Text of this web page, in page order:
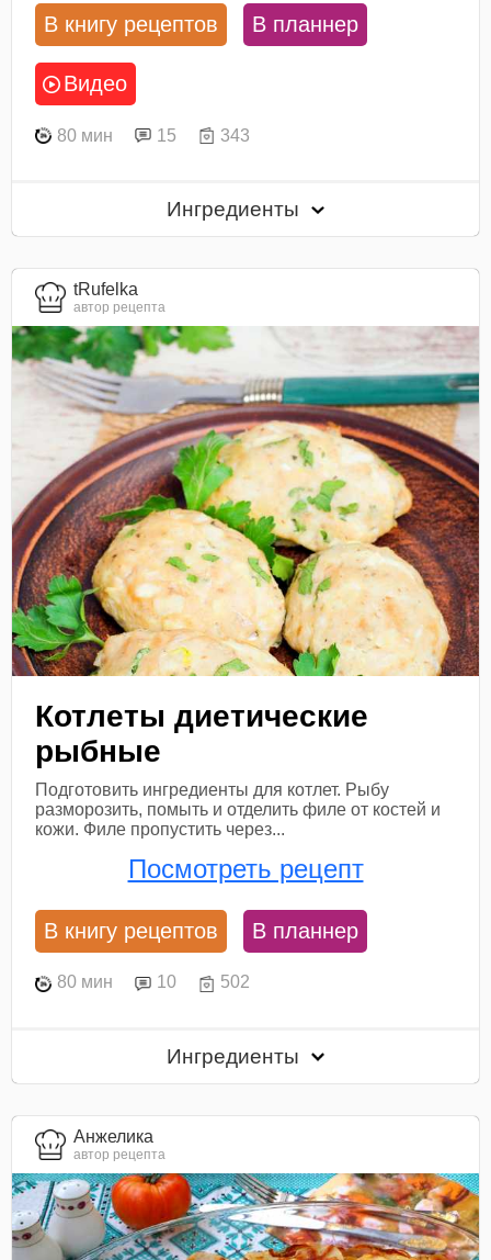
В книгу рецептов В планнер
Видео
80 мин 15 343
Ингредиенты
tRufelka
автор рецепта
Котлеты диетические
рыбные
Подготовить ингредиенты для котлет. Рыбу
разморозить, помыть и отделить филе от костей и
кожи. Филе пропустить через...
Посмотреть рецепт
В книгу рецептов В планнер
80 мин 10 502
Ингредиенты
Анжелика
автор рецепта